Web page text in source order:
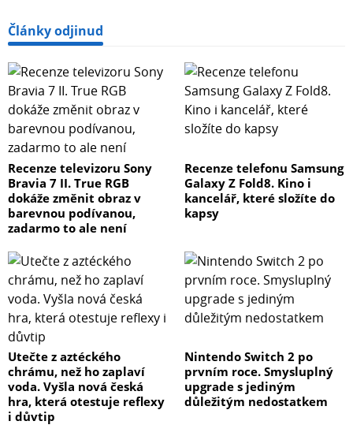
Články odjinud
Recenze televizoru Sony
Bravia 7 II. True RGB
dokáže změnit obraz v
barevnou podívanou,
zadarmo to ale není
Recenze telefonu Samsung
Galaxy Z Fold8. Kino i
kancelář, které složíte do
kapsy
Utečte z aztéckého
chrámu, než ho zaplaví
voda. Vyšla nová česká
hra, která otestuje reflexy
i důvtip
Nintendo Switch 2 po
prvním roce. Smysluplný
upgrade s jediným
důležitým nedostatkem